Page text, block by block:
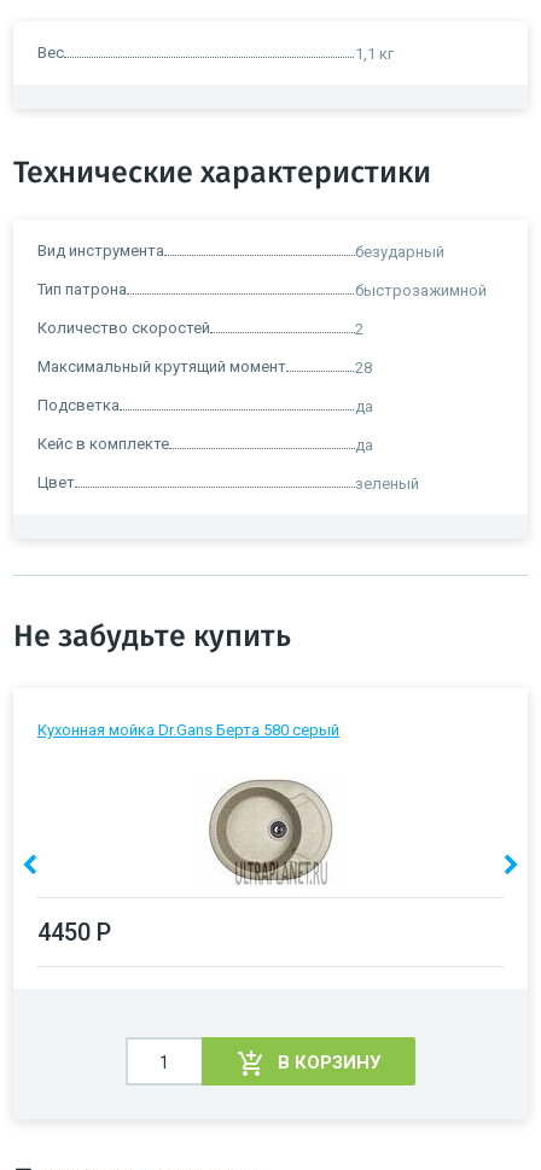
Вес 1,1 кг
Технические характеристики
Вид инструмента безударный
Тип патрона быстрозажимной
Количество скоростей 2
Максимальный крутящий момент 28
Подсветка да
Кейс в комплекте да
Цвет зеленый
Не забудьте купить
Кухонная мойка Dr.Gans Берта 580 серый
4450 Р
В КОРЗИНУ